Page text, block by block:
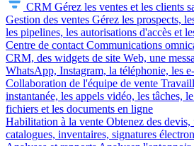
CRM Gérez les ventes et les clients
Gestion des ventes Gérez les prospects,
les pipelines, les autorisations d'accès et
Centre de contact Communications
CRM, des widgets de site Web, une
WhatsApp, Instagram, la téléphonie, les
Collaboration de l'équipe de vente
instantanée, les appels vidéo, les tâches,
fichiers et les documents en ligne
Habilitation à la vente Obtenez des devis,
catalogues, inventaires, signatures